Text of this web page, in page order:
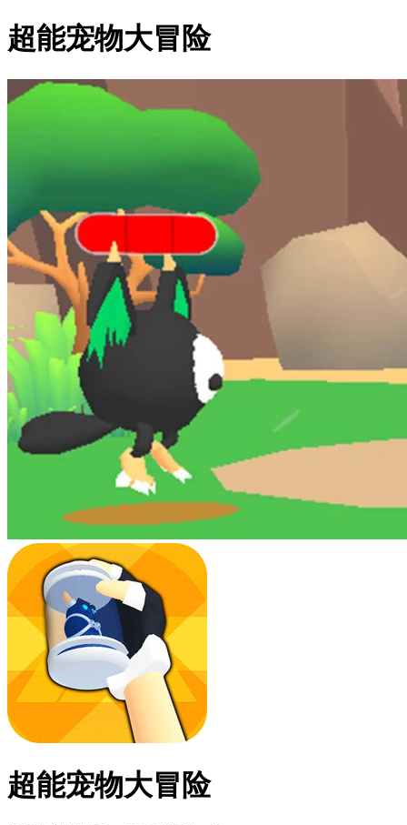
超能宠物大冒险
超能宠物大冒险